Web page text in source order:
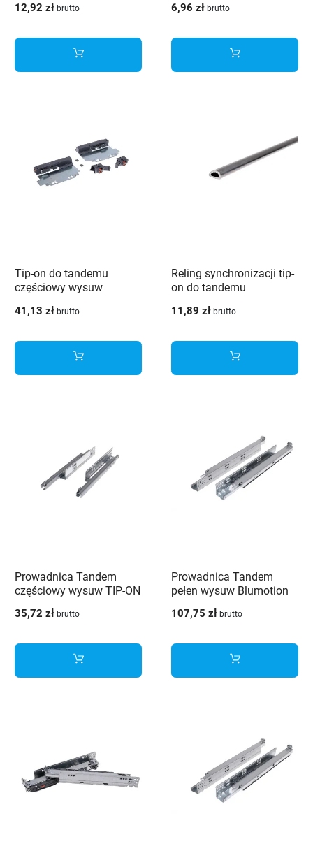
12,92 zł brutto 6,96 zł brutto
Tip-on do tandemu
częściowy wysuw
41,13 zł brutto
Reling synchronizacji tip-
on do tandemu
11,89 zł brutto
Prowadnica Tandem
częściowy wysuw TIP-ON
35,72 zł brutto
Prowadnica Tandem
pełen wysuw Blumotion
107,75 zł brutto